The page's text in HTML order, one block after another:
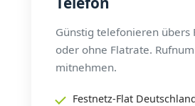
Günstig telefonieren übers
oder ohne Flatrate.
mitnehmen.
Festnetz-Flat